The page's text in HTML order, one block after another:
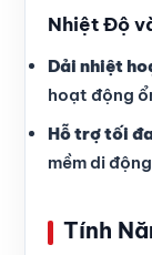
Nhiệt Độ
Dải nhiệt
hoạt động
Hỗ trợ tối
mềm di
Tính